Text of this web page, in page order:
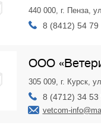
440 000, г. Пенза,
8 (8412) 54 79
ООО
305 009, г. Курск,
8 (4712) 34 53
vetcom-